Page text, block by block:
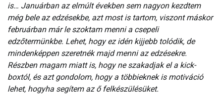
is… Januárban az elmúlt években sem nagyon kezdtem
még bele az edzésekbe, azt most is tartom, viszont máskor
februárban már le szoktam menni a csepeli
edzőtermünkbe. Lehet, hogy ez idén kijjebb tolódik, de
mindenképpen szeretnék majd menni az edzésekre.
Részben magam miatt is, hogy ne szakadjak el a kick-
boxtól, és azt gondolom, hogy a többieknek is motiváció
lehet, hogyha segítem az ő felkészülésüket.